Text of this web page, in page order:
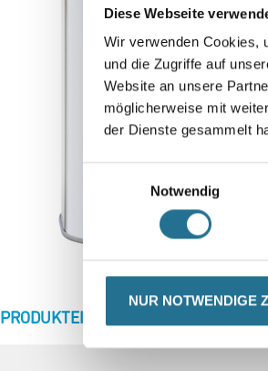
Diese Webseite
Wir verwenden Cookies,
und die Zugriffe auf
Website an unsere
möglicherweise mit
der Dienste gesammelt
Notwendig
NUR NOTWENDIGE
CURRENT
PRODUKTEIGENSCHAFTEN